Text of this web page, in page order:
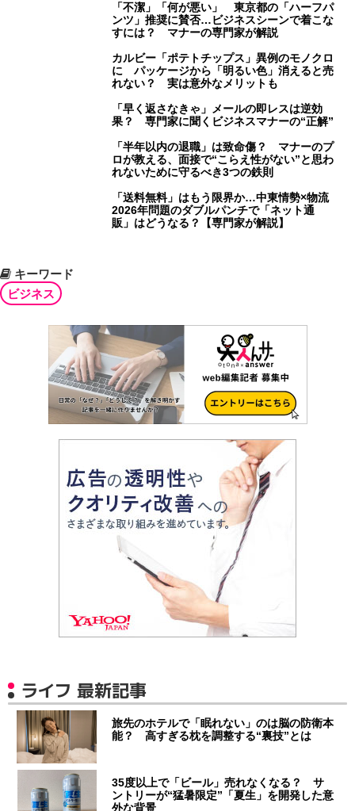
「不潔」「何が悪い」 東京都の「ハーフパ
ンツ」推奨に賛否…ビジネスシーンで着こな
すには？ マナーの専門家が解説
カルビー「ポテトチップス」異例のモノクロ
に パッケージから「明るい色」消えると売
れない？ 実は意外なメリットも
「早く返さなきゃ」メールの即レスは逆効
果？ 専門家に聞くビジネスマナーの“正解”
「半年以内の退職」は致命傷？ マナーのプ
ロが教える、面接で“こらえ性がない”と思わ
れないために守るべき3つの鉄則
「送料無料」はもう限界か…中東情勢×物流
2026年問題のダブルパンチで「ネット通
販」はどうなる？【専門家が解説】
キーワード
ビジネス
ライフ 最新記事
旅先のホテルで「眠れない」のは脳の防衛本
能？ 高すぎる枕を調整する“裏技”とは
35度以上で「ビール」売れなくなる？ サ
ントリーが“猛暑限定”「夏生」を開発した意
外な背景